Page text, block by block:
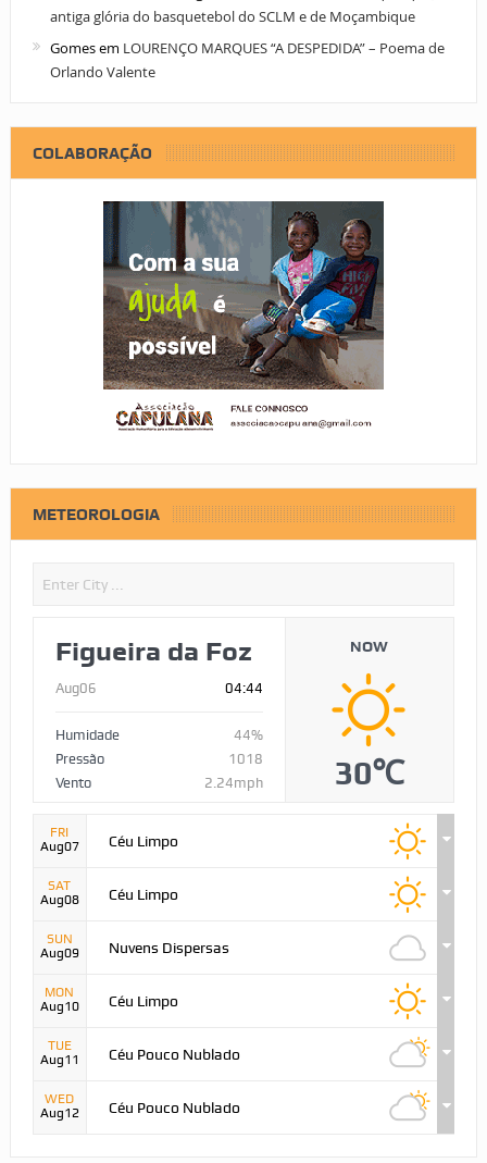
antiga glória do basquetebol do SCLM e de Moçambique
Gomesem LOURENÇO MARQUES “A DESPEDIDA” – Poema de
Orlando Valente
COLABORAÇÃO
METEOROLOGIA
Figueira da Foz
Aug06 04:44
Humidade
44%
Pressão
1018
Vento
2.24mph
NOW
30℃
FRI
Aug07
Céu Limpo
SAT
Aug08
Céu Limpo
SUN
Aug09
Nuvens Dispersas
MON
Aug10
Céu Limpo
TUE
Aug11
Céu Pouco Nublado
WED
Aug12
Céu Pouco Nublado